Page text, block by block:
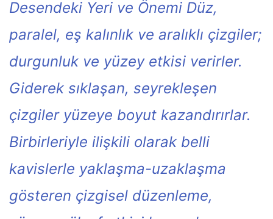
Desendeki Yeri ve Önemi Düz,
paralel, eş kalınlık ve aralıklı çizgiler;
durgunluk ve yüzey etkisi verirler.
Giderek sıklaşan, seyrekleşen
çizgiler yüzeye boyut kazandırırlar.
Birbirleriyle ilişkili olarak belli
kavislerle yaklaşma-uzaklaşma
gösteren çizgisel düzenleme,